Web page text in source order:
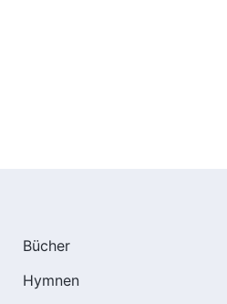
Bücher
Hymnen